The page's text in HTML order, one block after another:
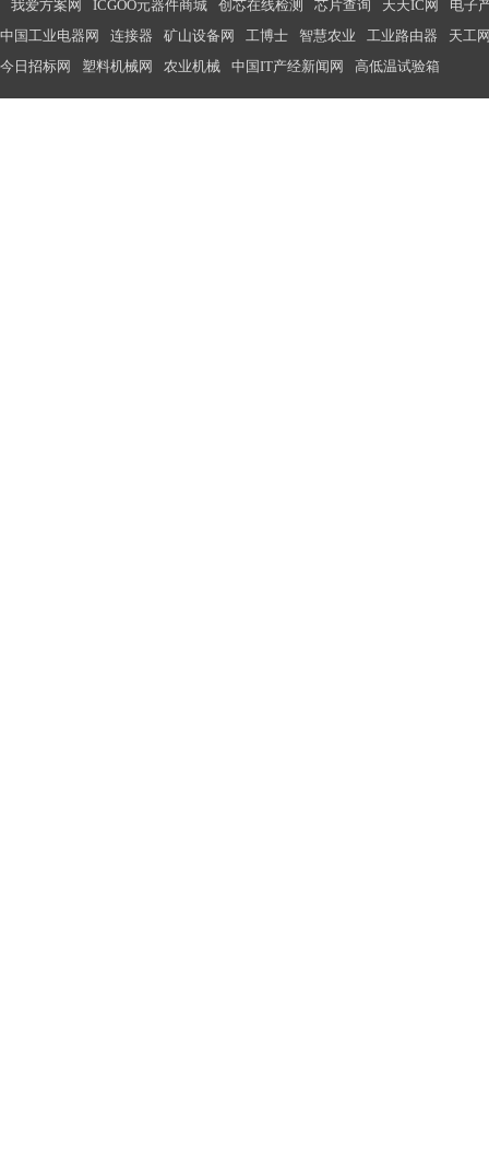
我爱方案网 ICGOO元器件商城 创芯在线检测 芯片查询 天天IC网
电子
中国工业电器网
连接器 矿山设备网 工博士 智慧农业 工业路由器
天工
今日招标网
塑料机械网 农业机械 中国IT产经新闻网 高低温试验箱